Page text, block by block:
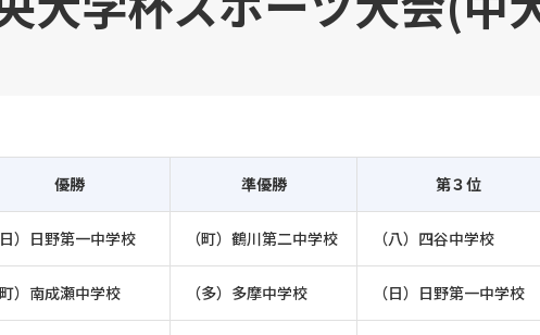
優勝 準優勝 第３位
日）日野第一中学校 （町）鶴川第二中学校 （八）四谷中学校
町）南成瀬中学校 （多）多摩中学校 （日）日野第一中学校